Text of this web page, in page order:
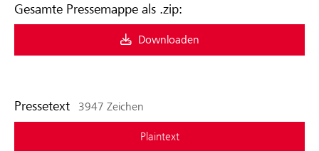
Gesamte Pressemappe als .zip:
Downloaden
Pressetext 3947 Zeichen
Plaintext